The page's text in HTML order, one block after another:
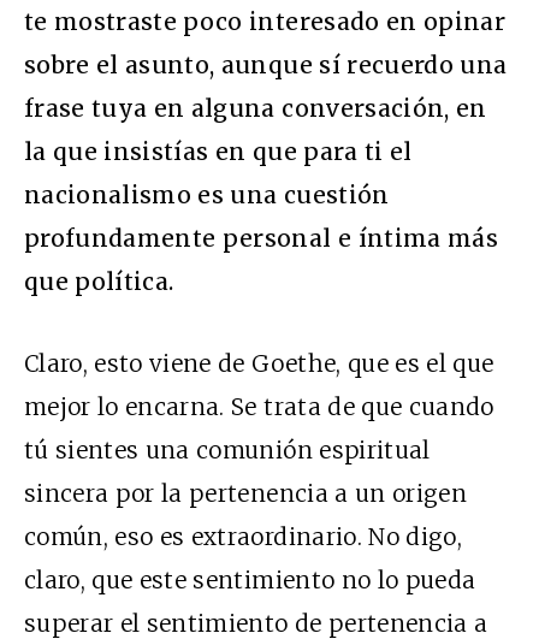
te mostraste poco interesado en opinar
sobre el asunto, aunque sí recuerdo una
frase tuya en alguna conversación, en
la que insistías en que para ti el
nacionalismo es una cuestión
profundamente personal e íntima más
que política.
Claro, esto viene de Goethe, que es el que
mejor lo encarna. Se trata de que cuando
tú sientes una comunión espiritual
sincera por la pertenencia a un origen
común, eso es extraordinario. No digo,
claro, que este sentimiento no lo pueda
superar el sentimiento de pertenencia a